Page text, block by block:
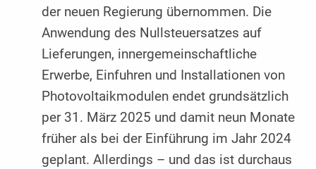
der neuen Regierung übernommen. Die
Anwendung des Nullsteuersatzes auf
Lieferungen, innergemeinschaftliche
Erwerbe, Einfuhren und Installationen von
Photovoltaikmodulen endet grundsätzlich
per 31. März 2025 und damit neun Monate
früher als bei der Einführung im Jahr 2024
geplant. Allerdings – und das ist durchaus